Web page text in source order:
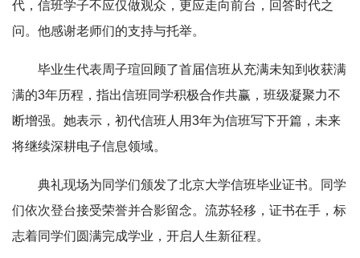
代，信班学子不应仅做观众，更应走向前台，回答时代之
问。他感谢老师们的支持与托举。
毕业生代表周子瑄回顾了首届信班从充满未知到收获满
满的3年历程，指出信班同学积极合作共赢，班级凝聚力不
断增强。她表示，初代信班人用3年为信班写下开篇，未来
将继续深耕电子信息领域。
典礼现场为同学们颁发了北京大学信班毕业证书。同学
们依次登台接受荣誉并合影留念。流苏轻移，证书在手，标
志着同学们圆满完成学业，开启人生新征程。